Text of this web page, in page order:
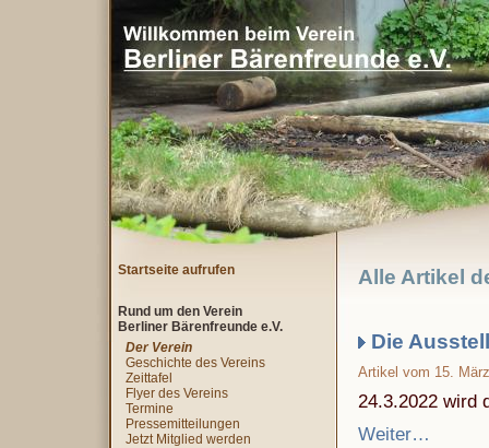
Alle Artikel
Die
Artikel vom 15.
24.3.2022 wird
Weiter…
Startseite aufrufen
Rund um den Verein
Berliner Bärenfreunde e.V.
Der Verein
Geschichte des Vereins
Zeittafel
Flyer des Vereins
Termine
Pressemitteilungen
Jetzt Mitglied werden